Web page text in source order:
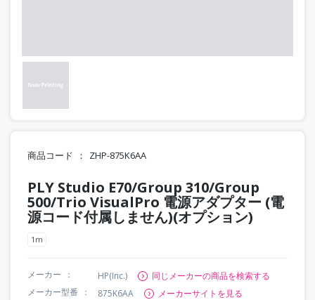
商品コード ZHP-875K6AA
PLY Studio E70/Group 310/Group
500/Trio VisualPro 電源アダプター (電
源コード付属しません)(オプション)
1m
メーカー HP(Inc.)
同じメーカーの商品を検索する
メーカー型番
875K6AA メーカーサイトを見る